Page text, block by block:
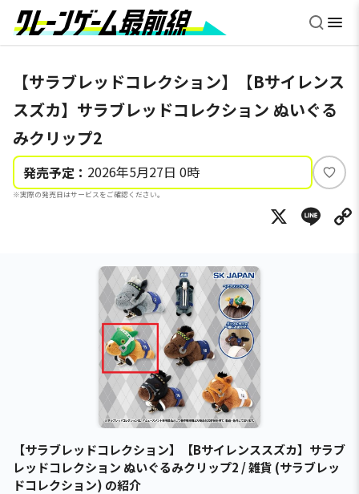
【サラブレッドコレクション】【Bサイレンス
スズカ】サラブレッドコレクション ぬいぐる
みクリップ2
発売予定： 2026年5月27日 0時
※実際の発売日はサービスをご確認ください。
い
ね
X
【サラブレッドコレクション】【Bサイレンススズカ】サラブ
レッドコレクション ぬいぐるみクリップ2 / 雑貨 (サラブレッ
ドコレクション) の紹介